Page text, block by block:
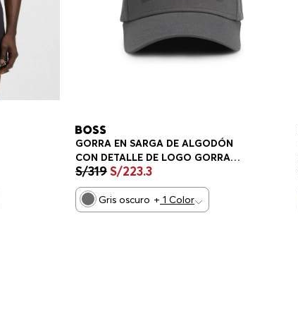
GORRA EN SARGA DE ALGODÓN
CON DETALLE DE LOGO GORRA
HOMBRE
S/319S/223.3
Gris oscuro + 1 Color